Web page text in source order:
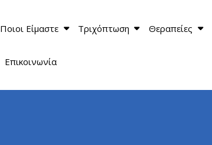
Ποιοι Είμαστε Τριχόπτωση Θεραπείες
Επικοινωνία